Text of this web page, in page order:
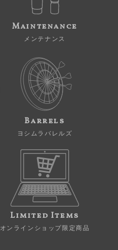
Maintenance
メンテナンス
Barrels
ヨシムラバレルズ
Limited Items
オンラインショップ限定商品